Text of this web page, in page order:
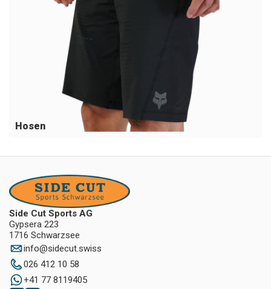
Hosen
Side Cut Sports AG
Gypsera 223
1716 Schwarzsee
info@sidecut.swiss
026 412 10 58
+41 77 8119405